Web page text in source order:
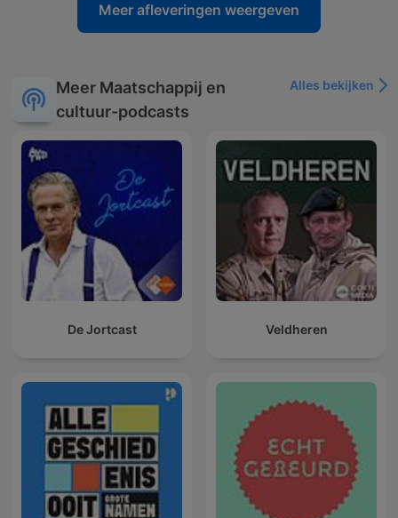
Meer afleveringen weergeven
Meer Maatschappij en
cultuur-podcasts
Alles bekijken
De Jortcast Veldheren